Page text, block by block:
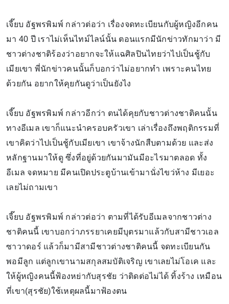
เจี๊ยบ อัฐพรพิมพ์ กล่าวต่อว่า เรื่องจดทะเบียนกับผู้หญิงอีกคน
มา 40 ปี เราไม่เห็นไทม์ไลน์นั้น ตอนแรกมีนักข่าวทักมาว่า มี
ชาวต่างชาติร้องว่าอยากจะให้แฉศิลปินไทยว่าไปเป็นชู้กับ
เมียเขา พี่นักข่าวคนนั้นก็บอกว่าไม่อยากทำ เพราะคนไทย
ด้วยกัน อยากให้คุยกันดูว่าเป็นยังไง
เจี๊ยบ อัฐพรพิมพ์ กล่าวอีกว่า ตนได้คุยกับชาวต่างชาติคนนั้น
ทางอีเมล เขาก็แนะนำครอบครัวเขา เล่าเรื่องถึงพฤติกรรมที่
เขาคิดว่าไปเป็นชู้กับเมียเขา เขาจ้างนักสืบตามด้วย และส่ง
หลักฐานมาให้ดู ซึ่งที่อยู่ด้วยกันมามันมีอะไรมาตลอด ทั้ง
อีเมล จดหมาย มีคนเปิดประตูบ้านเข้ามานั่งไขว่ห้าง มีเยอะ
เลยไม่ถามเขา
เจี๊ยบ อัฐพรพิมพ์ กล่าวต่อว่า ตามที่ได้รับอีเมลจากชาวต่าง
ชาติคนนี้ เขาบอกว่าภรรยาเคยมีบุตรมาแล้วกับสามีชาวเอล
ซาวาดอร์ แล้วก็มามีสามีชาวต่างชาติคนนี้ จดทะเบียนกัน
พอมีลูก แต่ลูกเขานามสกุลสมบัติเจริญ เขาเลยไม่โอเค และ
ให้ผู้หญิงคนนี้ฟ้องหย่ากับสุรชัย ว่าติดต่อไม่ได้ ทิ้งร้าง เหมือน
ที่เขา(สุรชัย)ใช้เหตุผลนี้มาฟ้องตน